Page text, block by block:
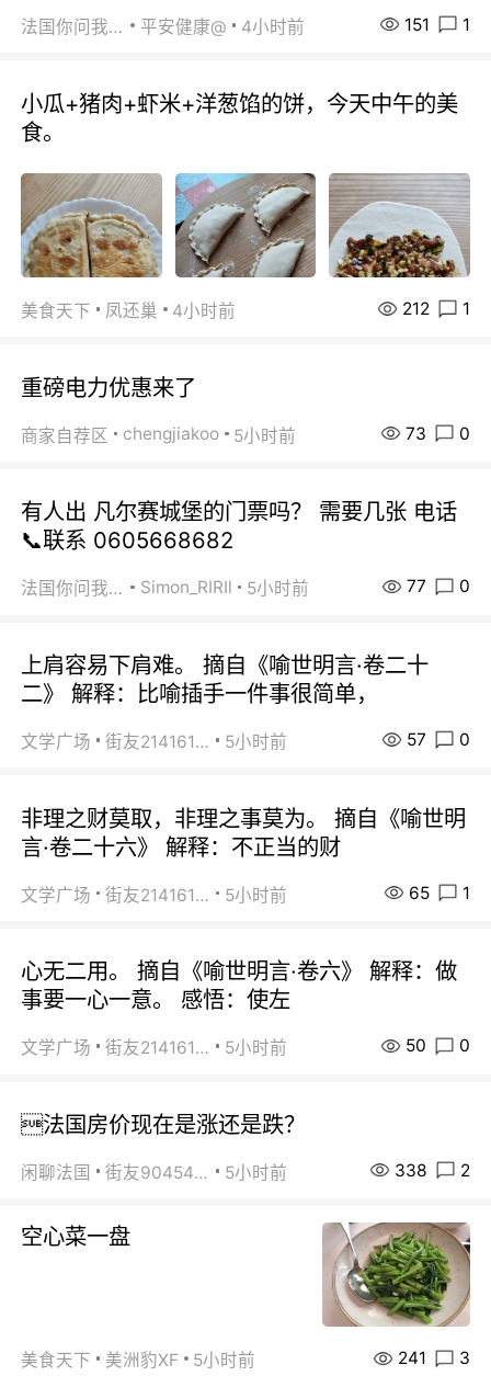
法国你问我答 平安健康@ 4小时前 151 1
小瓜+猪肉+虾米+洋葱馅的饼，今天中午的美
食。
美食天下 凤还巢 4小时前 212 1
重磅电力优惠来了
商家自荐区 chengjiakoo 5小时前 73 0
有人出 凡尔赛城堡的门票吗？ 需要几张 电话
📞联系 0605668682
法国你问我答 Simon_RIRIl 5小时前 77 0
上肩容易下肩难。 摘自《喻世明言·卷二十
二》 解释：比喻插手一件事很简单，
文学广场 街友21416156 5小时前 57 0
非理之财莫取，非理之事莫为。 摘自《喻世明
言·卷二十六》 解释：不正当的财
文学广场 街友21416156 5小时前 65 1
心无二用。 摘自《喻世明言·卷六》 解释：做
事要一心一意。 感悟：使左
文学广场 街友21416156 5小时前 50 0
法国房价现在是涨还是跌？
闲聊法国 街友90454511 5小时前 338 2
空心菜一盘
美食天下 美洲豹XF 5小时前 241 3